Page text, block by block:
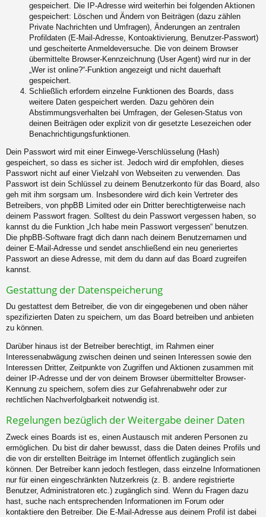
gespeichert. Die IP-Adresse wird weiterhin bei folgenden Aktionen
gespeichert: Löschen und Ändern von Beiträgen (dazu zählen
Private Nachrichten und Umfragen), Änderungen an zentralen
Profildaten (E-Mail-Adresse, Kontoaktivierung, Benutzer-Passwort)
und gescheiterte Anmeldeversuche. Die von deinem Browser
übermittelte Browser-Kennzeichnung (User Agent) wird nur in der
„Wer ist online?“-Funktion angezeigt und nicht dauerhaft
gespeichert.
Schließlich erfordern einzelne Funktionen des Boards, dass
weitere Daten gespeichert werden. Dazu gehören dein
Abstimmungsverhalten bei Umfragen, der Gelesen-Status von
deinen Beiträgen oder explizit von dir gesetzte Lesezeichen oder
Benachrichtigungsfunktionen.
Dein Passwort wird mit einer Einwege-Verschlüsselung (Hash)
gespeichert, so dass es sicher ist. Jedoch wird dir empfohlen, dieses
Passwort nicht auf einer Vielzahl von Webseiten zu verwenden. Das
Passwort ist dein Schlüssel zu deinem Benutzerkonto für das Board, also
geh mit ihm sorgsam um. Insbesondere wird dich kein Vertreter des
Betreibers, von phpBB Limited oder ein Dritter berechtigterweise nach
deinem Passwort fragen. Solltest du dein Passwort vergessen haben, so
kannst du die Funktion „Ich habe mein Passwort vergessen“ benutzen.
Die phpBB-Software fragt dich dann nach deinem Benutzernamen und
deiner E-Mail-Adresse und sendet anschließend ein neu generiertes
Passwort an diese Adresse, mit dem du dann auf das Board zugreifen
kannst.
Gestattung der Datenspeicherung
Du gestattest dem Betreiber, die von dir eingegebenen und oben näher
spezifizierten Daten zu speichern, um das Board betreiben und anbieten
zu können.
Darüber hinaus ist der Betreiber berechtigt, im Rahmen einer
Interessenabwägung zwischen deinen und seinen Interessen sowie den
Interessen Dritter, Zeitpunkte von Zugriffen und Aktionen zusammen mit
deiner IP-Adresse und der von deinem Browser übermittelter Browser-
Kennung zu speichern, sofern dies zur Gefahrenabwehr oder zur
rechtlichen Nachverfolgbarkeit notwendig ist.
Regelungen bezüglich der Weitergabe deiner Daten
Zweck eines Boards ist es, einen Austausch mit anderen Personen zu
ermöglichen. Du bist dir daher bewusst, dass die Daten deines Profils und
die von dir erstellten Beiträge im Internet öffentlich zugänglich sein
können. Der Betreiber kann jedoch festlegen, dass einzelne Informationen
nur für einen eingeschränkten Nutzerkreis (z. B. andere registrierte
Benutzer, Administratoren etc.) zugänglich sind. Wenn du Fragen dazu
hast, suche nach entsprechenden Informationen im Forum oder
kontaktiere den Betreiber. Die E-Mail-Adresse aus deinem Profil ist dabei